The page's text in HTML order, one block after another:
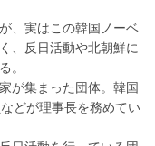
、実はこの韓国ノーベ
、反日活動や北朝鮮に
。
が集まった団体。韓国
どが理事長を務めてい